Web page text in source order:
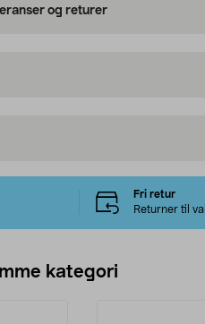
og returer
Fri retur
Returner til
kategori